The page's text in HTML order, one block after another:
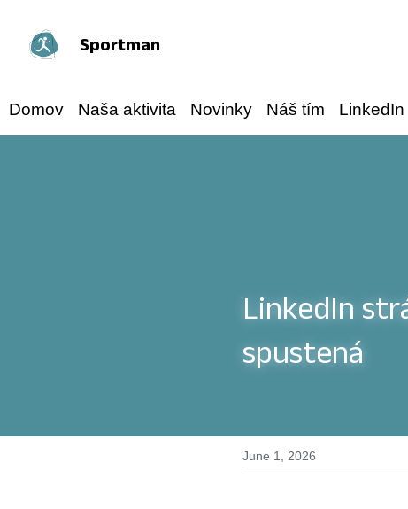
Sportman
Domov Naša aktivita Novinky Náš tím LinkedIn
LinkedIn
spustená
June 1, 2026